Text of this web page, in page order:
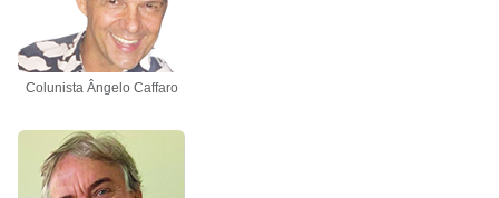
Colunista Ângelo Caffaro